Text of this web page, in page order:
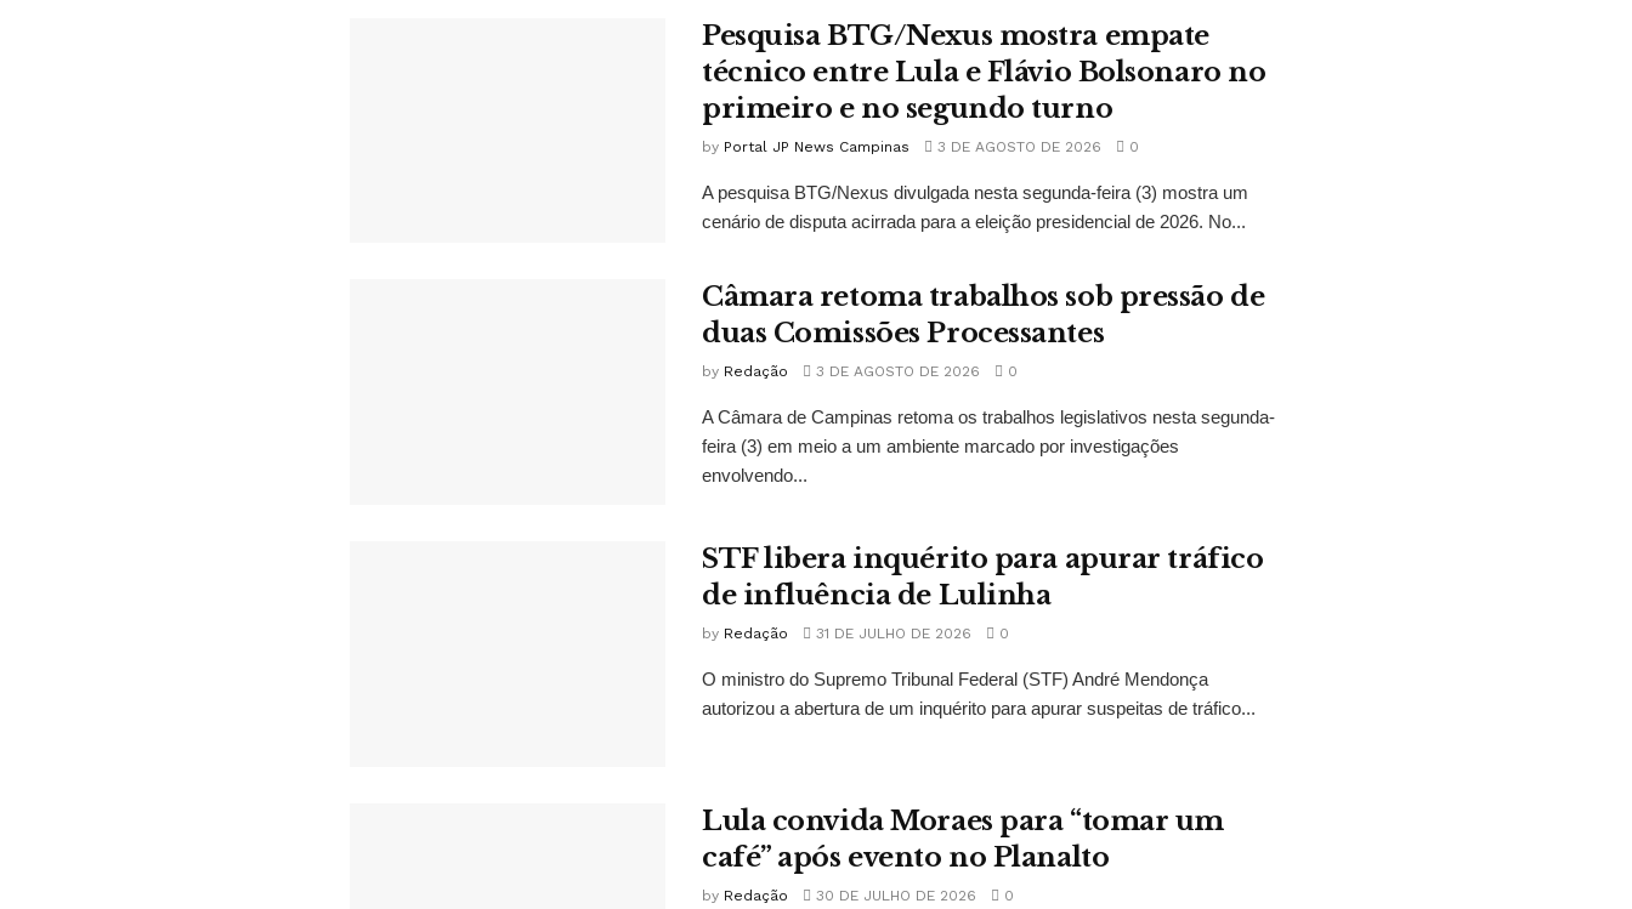
Pesquisa BTG/Nexus mostra empate
técnico entre Lula e Flávio Bolsonaro no
primeiro e no segundo turno
by Portal JP News Campinas 3 DE AGOSTO DE 2026 0
A pesquisa BTG/Nexus divulgada nesta segunda-feira (3) mostra um
cenário de disputa acirrada para a eleição presidencial de 2026. No...
Câmara retoma trabalhos sob pressão de
duas Comissões Processantes
by Redação 3 DE AGOSTO DE 2026 0
A Câmara de Campinas retoma os trabalhos legislativos nesta segunda-
feira (3) em meio a um ambiente marcado por investigações
envolvendo...
STF libera inquérito para apurar tráfico
de influência de Lulinha
by Redação 31 DE JULHO DE 2026 0
O ministro do Supremo Tribunal Federal (STF) André Mendonça
autorizou a abertura de um inquérito para apurar suspeitas de tráfico...
Lula convida Moraes para “tomar um
café” após evento no Planalto
by Redação 30 DE JULHO DE 2026 0